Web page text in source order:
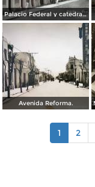
Palacio Federal y catedral ( Circulada el 23 de Marzo de 1938 ).
Avenida Reforma.
1 2